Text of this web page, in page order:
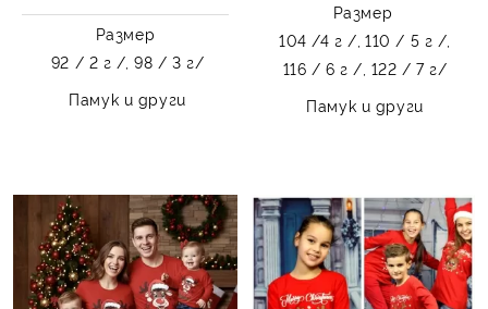
Размер
92 / 2 г /, 98 / 3 г/
Памук и други
Размер
104 /4 г /, 110 / 5 г /,
116 / 6 г /, 122 / 7 г/
Памук и други